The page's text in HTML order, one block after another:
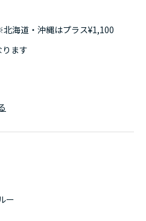
海道・沖縄はプラス¥1,100
ます
ー